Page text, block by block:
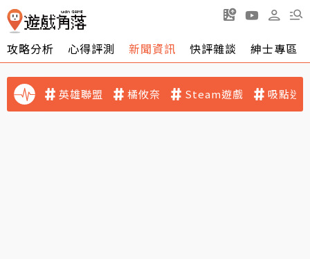
攻略分析 心得評測 新聞資訊 快評雜談 紳士專區
英雄聯盟 橘攸奈 Steam遊戲 吸點迷